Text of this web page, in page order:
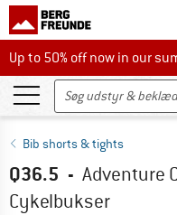
Up to 50% off now in our
Up to 50% off now in our
Bib shorts & tights
Q36.5 - Adventure
Cykelbukser